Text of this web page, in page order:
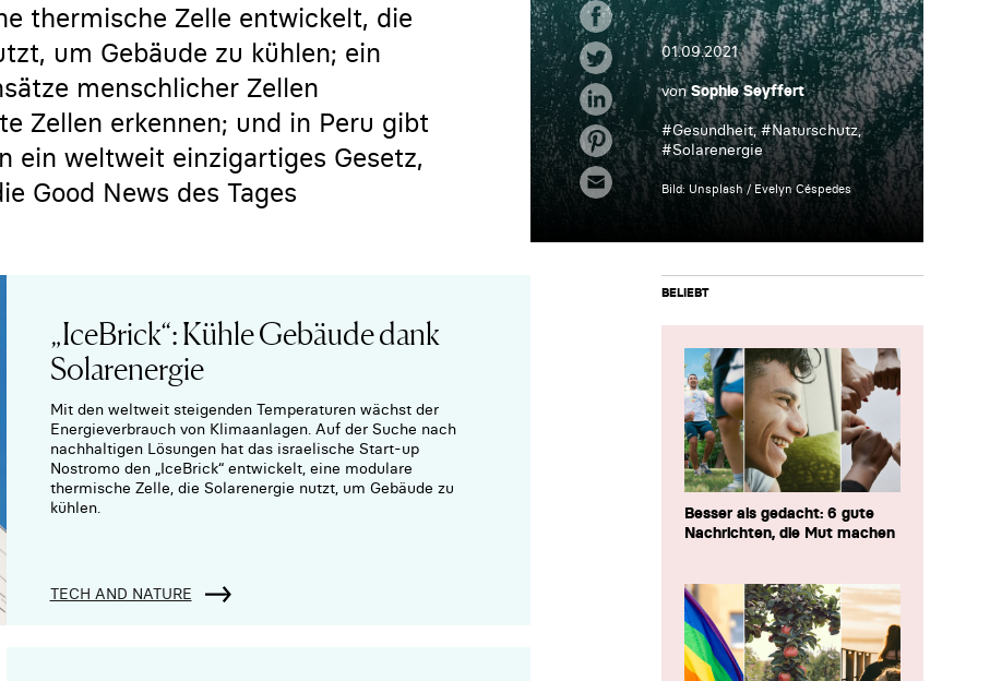
thermische Zelle entwickelt, die
um Gebäude zu kühlen; ein
menschlicher Zellen
Zellen erkennen; und in Peru gibt
ein weltweit einzigartiges Gesetz,
Good News des Tages
01.09.2021
vonSophie Seyffert
#Gesundheit, #Naturschutz,
#Solarenergie
Bild: Unsplash / Evelyn Céspedes
„IceBrick“: Kühle Gebäude dank
Solarenergie
Mit den weltweit steigenden Temperaturen wächst der
Energieverbrauch von Klimaanlagen. Auf der Suche nach
nachhaltigen Lösungen hat das israelische Start-up
Nostromo den „IceBrick“ entwickelt, eine modulare
thermische Zelle, die Solarenergie nutzt, um Gebäude zu
kühlen.
TECH AND NATURE
BELIEBT
Besser als gedacht: 6 gute
Nachrichten, die Mut machen